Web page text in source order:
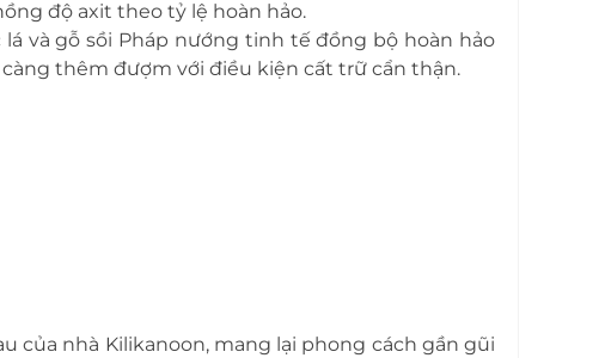
độ axit theo tỷ lệ hoàn hảo.
và gỗ sồi Pháp nướng tinh tế đồng bộ hoàn hảo
thêm đượm với điều kiện cất trữ cẩn thận.
của nhà Kilikanoon, mang lại phong cách gần gũi